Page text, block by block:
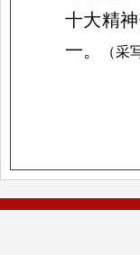
十大精
一。
（